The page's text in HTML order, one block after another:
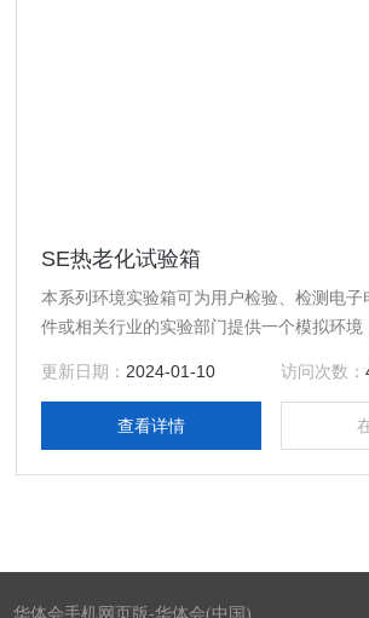
SE热老化试验箱
本系列环境实验箱可为用户检验、检测电
件或相关行业的实验部门提供一个模拟环境
可靠的设备性能，便捷操作的计测装置，温
体化程度高，科学的空气流通设计，使室内
隐患，保证设备的长期可靠性。
更新日期： 2024-01-10 访问次数：
查看详情
华体会手机网页版-华体会(中国)